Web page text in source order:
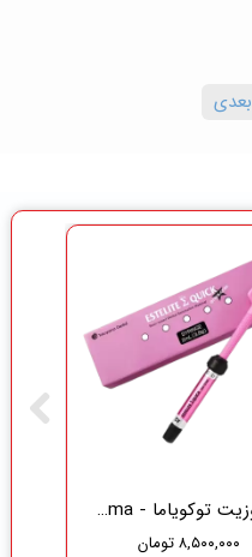
بعدی
کامپوزیت توکویاما - Tokuyama
۸,۵۰۰,۰۰۰ تومان